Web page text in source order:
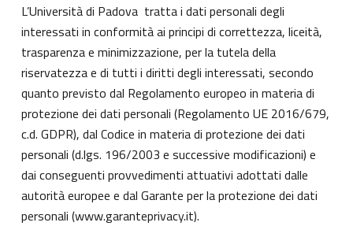
L’Università di Padova tratta i dati personali degli
interessati in conformità ai principi di correttezza, liceità,
trasparenza e minimizzazione, per la tutela della
riservatezza e di tutti i diritti degli interessati, secondo
quanto previsto dal Regolamento europeo in materia di
protezione dei dati personali (Regolamento UE 2016/679,
c.d. GDPR), dal Codice in materia di protezione dei dati
personali (d.lgs. 196/2003 e successive modificazioni) e
dai conseguenti provvedimenti attuativi adottati dalle
autorità europee e dal Garante per la protezione dei dati
personali (www.garanteprivacy.it).